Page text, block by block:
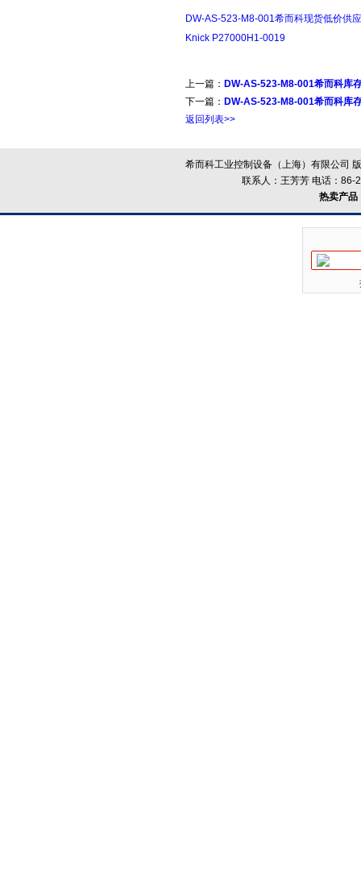
DW-AS-523-M8-001希而科现货低价供应
Knick P27000H1-0019
上一篇： DW-AS-523-M8-001希而科库
下一篇： DW-AS-523-M8-001希而科库
返回列表>>
希而科工业控制设备（上海）有限公司
联系人：王芳芳 电话：
热卖产品